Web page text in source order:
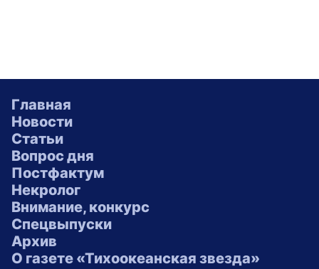
Главная
Новости
Статьи
Вопрос дня
Постфактум
Некролог
Внимание, конкурс
Спецвыпуски
Архив
О газете «Тихоокеанская звезда»